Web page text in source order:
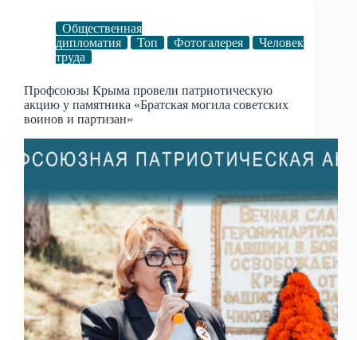
Общественная
дипломатия
Топ Фотогалерея
Человек
труда
Профсоюзы Крыма провели патриотическую
акцию у памятника «Братская могила советских
воинов и партизан»